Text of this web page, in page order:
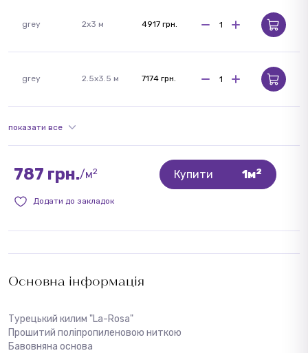
Основна інформація
Турецький килим "La-Rosa"
Прошитий поліпропиленовою ниткою
Бавовняна основа
grey 2x3 м 4917 грн.
grey 2.5х3.5 м 7174 грн.
показати все
787 грн./м2 Купити 1м2
Додати до закладок